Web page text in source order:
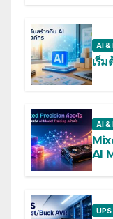
AI &
เริ่
AI &
AI
UPS